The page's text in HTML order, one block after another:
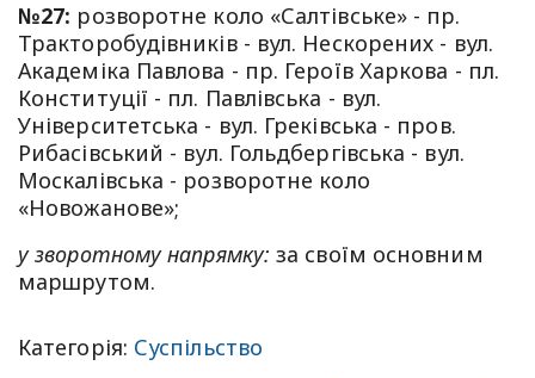
№27: розворотне коло «Салтівське» - пр.
Тракторобудівників - вул. Нескорених - вул.
Академіка Павлова - пр. Героїв Харкова - пл.
Конституції - пл. Павлівська - вул.
Університетська - вул. Греківська - пров.
Рибасівський - вул. Гольдбергівська - вул.
Москалівська - розворотне коло
«Новожанове»;
у зворотному напрямку:за своїм основним
маршрутом.
Категорія: Суспільство